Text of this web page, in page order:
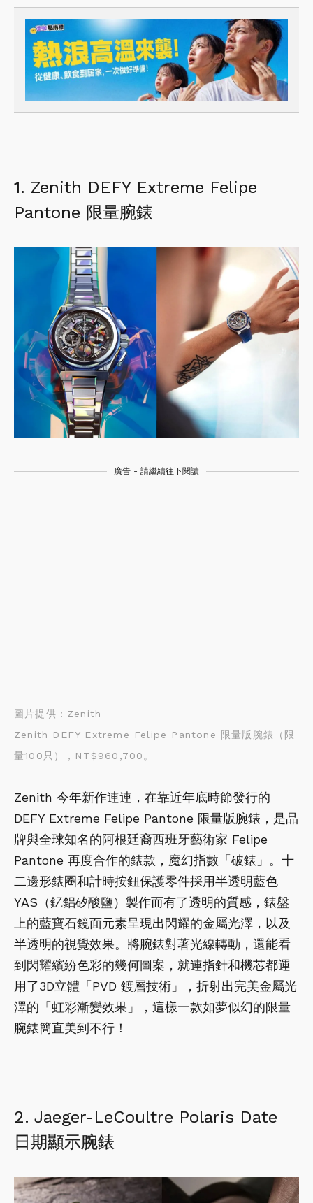
1. Zenith DEFY Extreme Felipe
Pantone 限量腕錶
廣告 - 請繼續往下閱讀
圖片提供：Zenith
Zenith DEFY Extreme Felipe Pantone 限量版腕錶（限
量100只），NT$960,700。
Zenith 今年新作連連，在靠近年底時節發行的
DEFY Extreme Felipe Pantone 限量版腕錶，是品
牌與全球知名的阿根廷裔西班牙藝術家 Felipe
Pantone 再度合作的錶款，魔幻指數「破錶」。十
二邊形錶圈和計時按鈕保護零件採用半透明藍色
YAS（釔鋁矽酸鹽）製作而有了透明的質感，錶盤
上的藍寶石鏡面元素呈現出閃耀的金屬光澤，以及
半透明的視覺效果。將腕錶對著光線轉動，還能看
到閃耀繽紛色彩的幾何圖案，就連指針和機芯都運
用了3D立體「PVD 鍍層技術」，折射出完美金屬光
澤的「虹彩漸變效果」，這樣一款如夢似幻的限量
腕錶簡直美到不行！
2. Jaeger-LeCoultre Polaris Date
日期顯示腕錶